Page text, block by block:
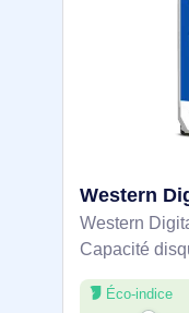
Western
Capacité
rotation du
du tampon
Éco-indice